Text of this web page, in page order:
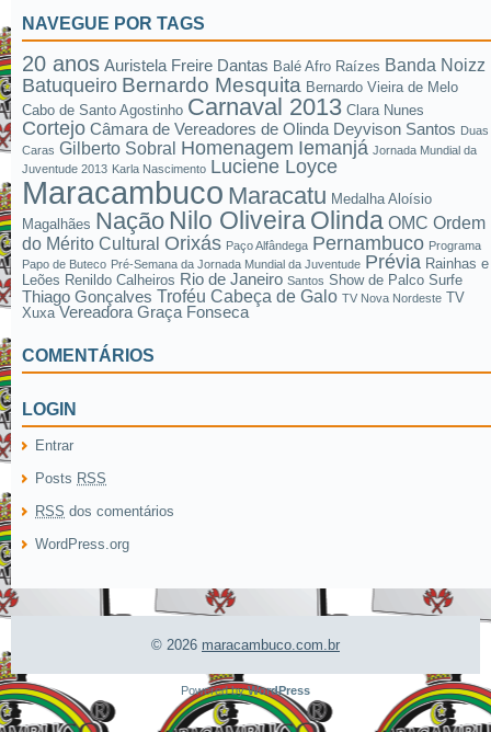
NAVEGUE POR TAGS
20 anos Auristela Freire Dantas Balé Afro Raízes Banda Noizz
Batuqueiro Bernardo Mesquita Bernardo Vieira de Melo
Cabo de Santo Agostinho Carnaval 2013 Clara Nunes
Cortejo Câmara de Vereadores de Olinda Deyvison Santos Duas
Caras Gilberto Sobral Homenagem Iemanjá Jornada Mundial da
Juventude 2013 Karla Nascimento Luciene Loyce
Maracambuco Maracatu Medalha Aloísio
Magalhães Nação Nilo OliveiraOlinda OMC Ordem
do Mérito Cultural Orixás Paço Alfândega Pernambuco Programa
Papo de Buteco Pré-Semana da Jornada Mundial da Juventude Prévia Rainhas e
Leões Renildo Calheiros Rio de Janeiro Santos Show de Palco Surfe
Thiago Gonçalves Troféu Cabeça de Galo TV Nova Nordeste TV
Xuxa Vereadora Graça Fonseca
COMENTÁRIOS
LOGIN
Entrar
Posts RSS
RSS dos comentários
WordPress.org
© 2026 maracambuco.com.br
Powered byWordPress